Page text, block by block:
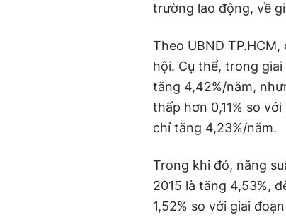
trường lao động, về
Theo UBND
hội. Cụ thể, trong
tăng 4,42%/năm,
thấp hơn 0,11% so
chỉ tăng 4,23%/năm.
Trong khi đó, năng
2015 là tăng 4,53%,
1,52% so với giai